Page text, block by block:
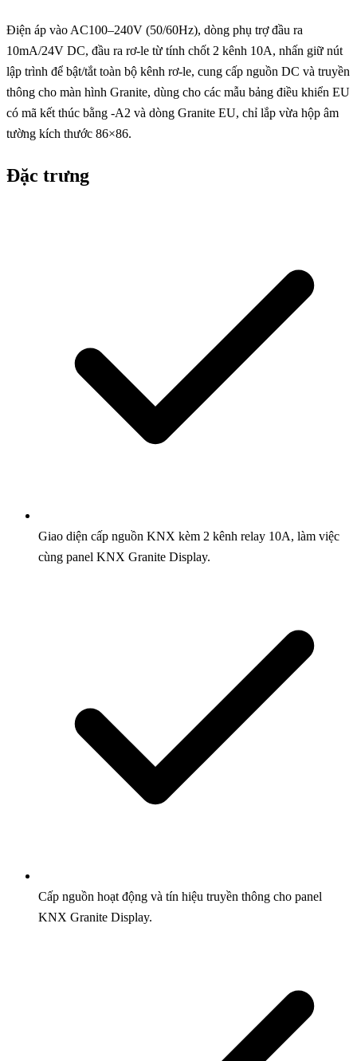
Điện áp vào AC100–240V (50/60Hz), dòng phụ trợ đầu ra
10mA/24V DC, đầu ra rơ-le từ tính chốt 2 kênh 10A, nhấn giữ nút
lập trình để bật/tắt toàn bộ kênh rơ-le, cung cấp nguồn DC và truyền
thông cho màn hình Granite, dùng cho các mẫu bảng điều khiển EU
có mã kết thúc bằng -A2 và dòng Granite EU, chỉ lắp vừa hộp âm
tường kích thước 86×86.
Đặc trưng
Giao diện cấp nguồn KNX kèm 2 kênh relay 10A, làm việc
cùng panel KNX Granite Display.
Cấp nguồn hoạt động và tín hiệu truyền thông cho panel
KNX Granite Display.